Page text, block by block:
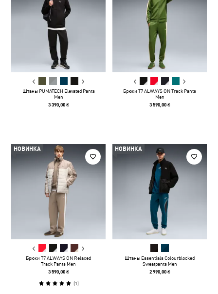
Штаны PUMATECH Elevated Pants
Men
3 390,00 ₴
Брюки T7 ALWAYS ON Track Pants
Men
3 590,00 ₴
НОВИНКА
Брюки T7 ALWAYS ON Relaxed
Track Pants Men
3 590,00 ₴
(1)
НОВИНКА
Штаны Essentials Colourblocked
Sweatpants Men
2 990,00 ₴